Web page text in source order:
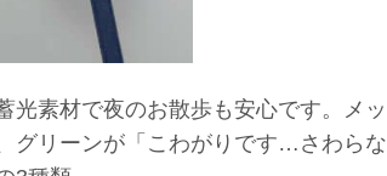
光素材で夜のお散歩も安心です。メッ
グリーンが「こわがりです…さわらな